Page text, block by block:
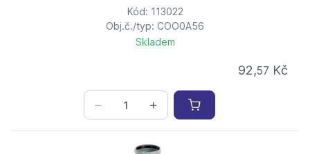
Kód: 113022
Obj.č./typ: COO0A56
Skladem
92,57 Kč